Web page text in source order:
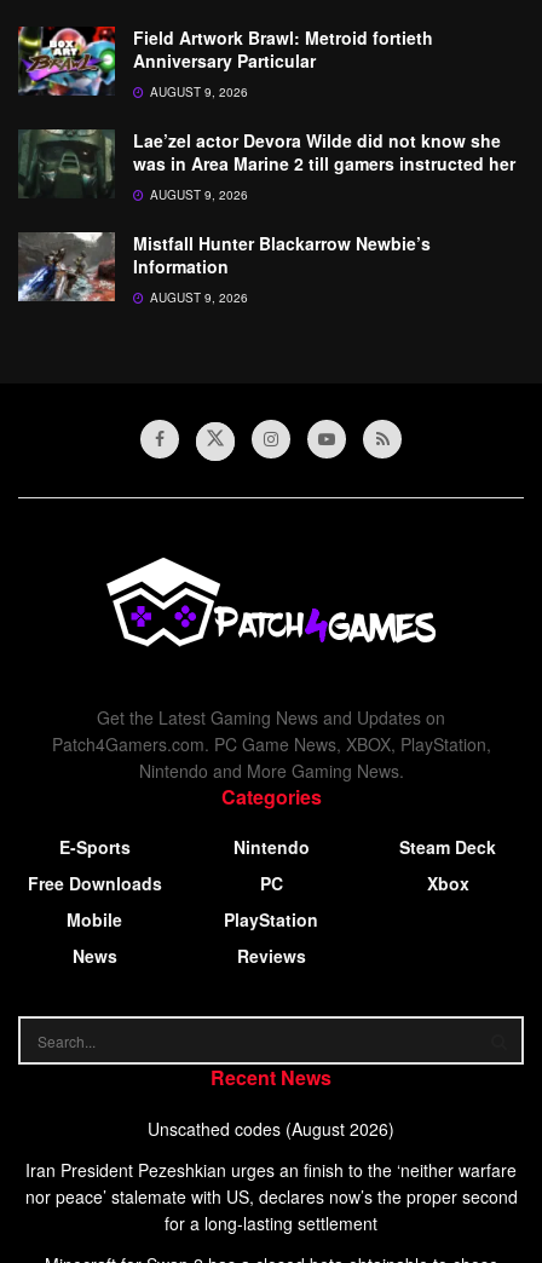
Field Artwork Brawl: Metroid fortieth
Anniversary Particular
AUGUST 9, 2026
Lae’zel actor Devora Wilde did not know she
was in Area Marine 2 till gamers instructed her
AUGUST 9, 2026
Mistfall Hunter Blackarrow Newbie’s
Information
AUGUST 9, 2026
Get the Latest Gaming News and Updates on
Patch4Gamers.com. PC Game News, XBOX, PlayStation,
Nintendo and More Gaming News.
Categories
E-Sports
Free Downloads
Mobile
News
Nintendo
PC
PlayStation
Reviews
Steam Deck
Xbox
Recent News
Unscathed codes (August 2026)
Iran President Pezeshkian urges an finish to the ‘neither warfare
nor peace’ stalemate with US, declares now’s the proper second
for a long-lasting settlement